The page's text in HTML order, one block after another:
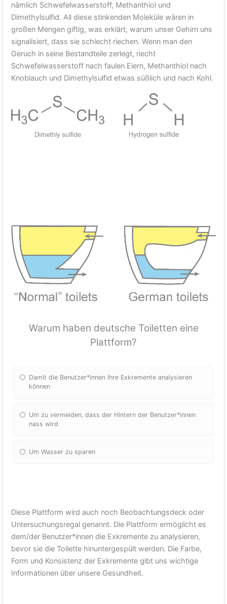
nämlich Schwefelwasserstoff, Methanthiol und
Dimethylsulfid. All diese stinkenden Moleküle wären in
großen Mengen giftig, was erklärt, warum unser Gehirn uns
signalisiert, dass sie schlecht riechen. Wenn man den
Geruch in seine Bestandteile zerlegt, riecht
Schwefelwasserstoff nach faulen Eiern, Methanthiol nach
Knoblauch und Dimethylsulfid etwas süßlich und nach Kohl.
Warum haben deutsche Toiletten eine
Plattform?
Damit die Benutzer*innen ihre Exkremente analysieren
können
Um zu vermeiden, dass der Hintern der Benutzer*innen
nass wird
Um Wasser zu sparen
Diese Plattform wird auch noch Beobachtungsdeck oder
Untersuchungsregal genannt. Die Plattform ermöglicht es
dem/der Benutzer*innen die Exkremente zu analysieren,
bevor sie die Toilette hinuntergespült werden. Die Farbe,
Form und Konsistenz der Exkremente gibt uns wichtige
Informationen über unsere Gesundheit.